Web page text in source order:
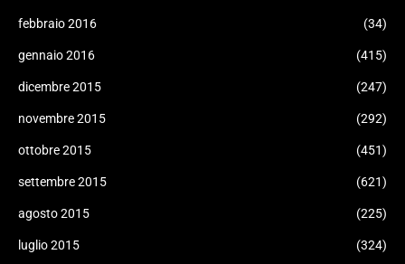
febbraio 2016 (34)
gennaio 2016 (415)
dicembre 2015 (247)
novembre 2015 (292)
ottobre 2015 (451)
settembre 2015 (621)
agosto 2015 (225)
luglio 2015 (324)